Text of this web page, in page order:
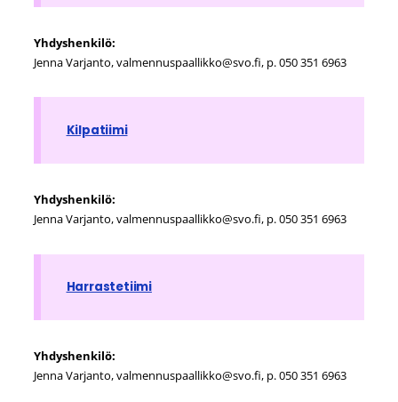
Yhdyshenkilö:
Jenna Varjanto, valmennuspaallikko@svo.fi, p. 050 351 6963
Kilpatiimi
Yhdyshenkilö:
Jenna Varjanto, valmennuspaallikko@svo.fi, p. 050 351 6963
Harrastetiimi
Yhdyshenkilö:
Jenna Varjanto, valmennuspaallikko@svo.fi, p. 050 351 6963